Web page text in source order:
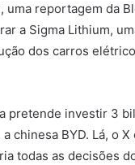
uma reportagem da
a Sigma Lithium,
dos carros
pretende investir 3
chinesa BYD. Lá, o
todas as decisões